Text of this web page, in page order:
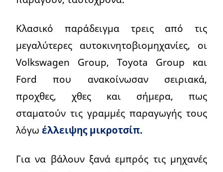
Κλασικό παράδειγμα τρεις από τις
μεγαλύτερες αυτοκινητοβιομηχανίες, οι
Volkswagen Group, Toyota Group και
Ford που ανακοίνωσαν σειριακά,
προχθες, χθες και σήμερα, πως
σταματούν τις γραμμές παραγωγής τους
λόγω έλλειψης μικροτσίπ.
Για να βάλουν ξανά εμπρός τις μηχανές